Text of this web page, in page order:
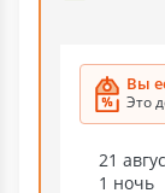
Вы
Это
21
1 ночь